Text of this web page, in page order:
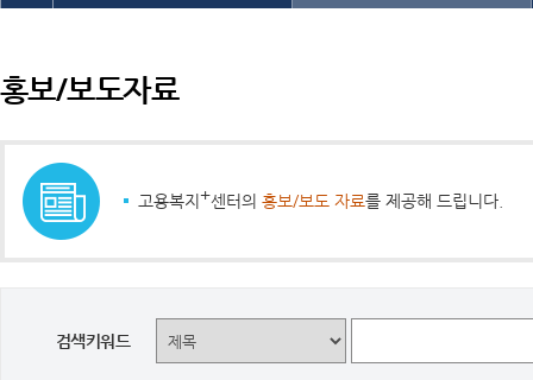
홍보/보도자료
고용복지 +센터의 홍보/보도 자료를 제공해 드립니다.
검색키워드